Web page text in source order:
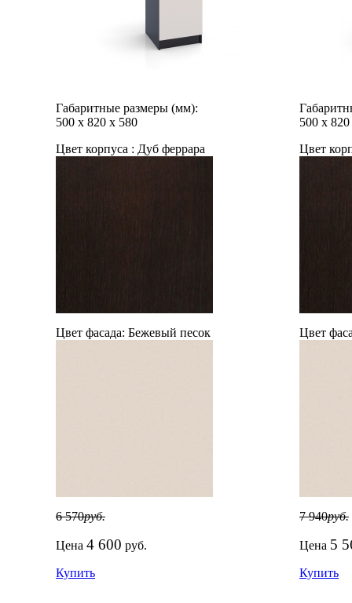
Габаритные размеры (мм):
500 х 820 х 580
Цвет корпуса : Дуб феррара
Цвет фасада: Бежевый песок
6 570руб.
Цена 4 600 руб.
Купить
500 х 820
Цвет
Цвет
7 940руб.
Цена 5
Купить